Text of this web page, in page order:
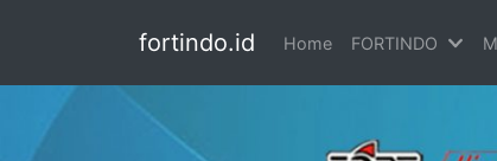
fortindo.id Home FORTINDO